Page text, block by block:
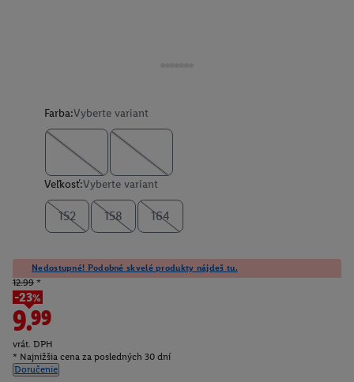
Farba:Vyberte variant
Veľkosť:Vyberte variant
152 158 164
Nedostupné! Podobné skvelé produkty nájdeš tu.
12.99 *
-23%
9.99
vrát. DPH
* Najnižšia cena za posledných 30 dní
Doručenie